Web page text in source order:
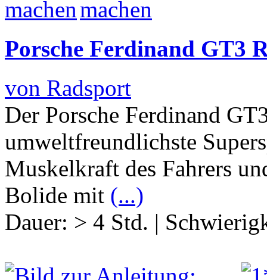
Porsche Ferdinand GT3
von Radsport
Der Porsche Ferdinand
umweltfreundlichste
Muskelkraft des Fahrers
Bolide mit (...)
Dauer: > 4 Std. |